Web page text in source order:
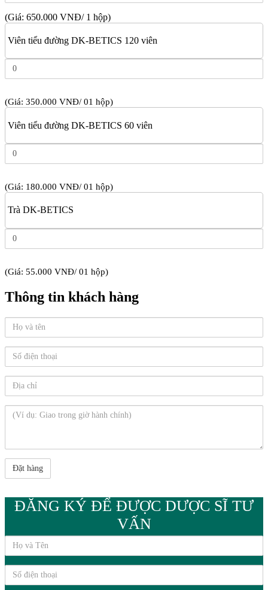
(Giá: 650.000 VNĐ/ 1 hộp)
Viên tiểu đường DK-BETICS 120 viên
(Giá: 350.000 VNĐ/ 01 hộp)
Viên tiểu đường DK-BETICS 60 viên
(Giá: 180.000 VNĐ/ 01 hộp)
Trà DK-BETICS
(Giá: 55.000 VNĐ/ 01 hộp)
Thông tin khách hàng
ĐĂNG KÝ ĐỂ ĐƯỢC DƯỢC SĨ TƯ
VẤN